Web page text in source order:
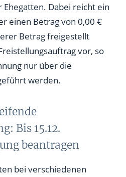
Dabei reicht ein
einen Betrag von 0,00 €
Betrag freigestellt
vor, so
nur über die
werden.
Bis 15.12.
beantragen
bei verschiedenen